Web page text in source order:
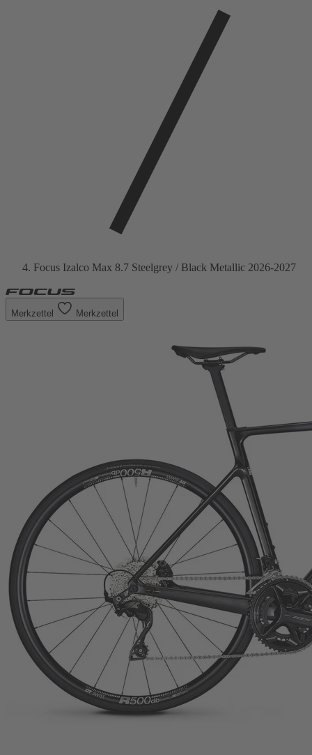
Focus Izalco Max 8.7 Steelgrey / Black Metallic 2026-2027
Merkzettel Merkzettel